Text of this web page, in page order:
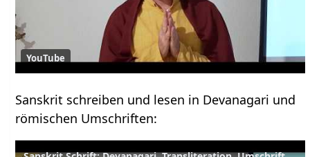
YouTube
Sanskrit schreiben und lesen in Devanagari und
römischen Umschriften: